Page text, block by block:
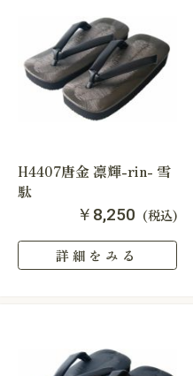
H4407唐金 凛輝-rin- 雪
駄
￥8,250 (税込)
詳細をみる